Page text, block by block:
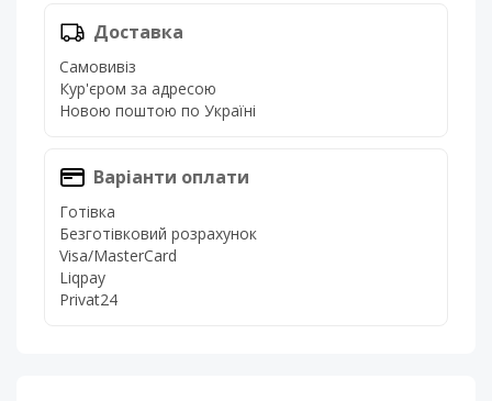
Доставка
Самовивіз
Кур'єром за адресою
Новою поштою по Україні
Варіанти оплати
Готівка
Безготівковий розрахунок
Visa/MasterCard
Liqpay
Privat24